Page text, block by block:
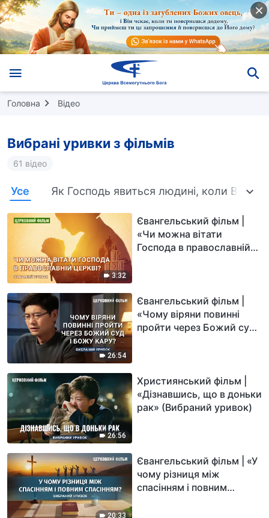
Головна Відео
Вибрані уривки з фільмів
61 відео
Усе Як Господь явиться людині, коли Він
3:32
Євангельський фільм |
«Чи можна вітати
Господа в православній
26:54
Євангельський фільм |
«Чому віряни повинні
пройти через Божий суд і
26:56
Християнський фільм |
«Дізнавшись, що в доньки
рак» (Вибраний уривок)
20:33
Євангельський фільм | «У
чому різниця між
спасінням і повним